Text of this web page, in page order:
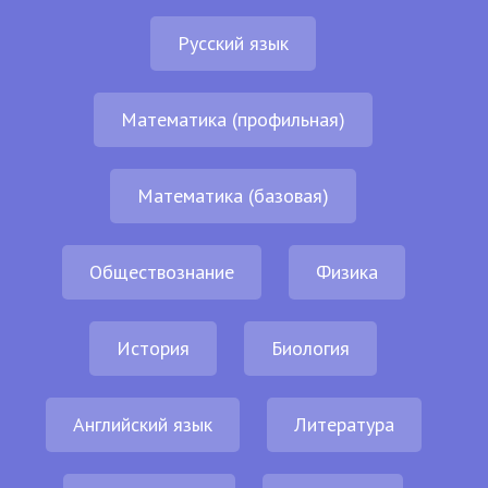
Русский язык
Математика (профильная)
Математика (базовая)
Обществознание Физика
История Биология
Английский язык Литература